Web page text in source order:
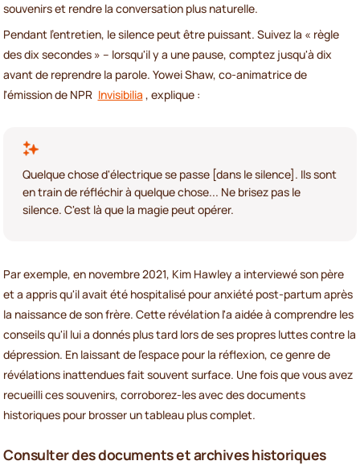
souvenirs et rendre la conversation plus naturelle.
Pendant l'entretien, le silence peut être puissant. Suivez la « règle
des dix secondes » – lorsqu'il y a une pause, comptez jusqu'à dix
avant de reprendre la parole. Yowei Shaw, co-animatrice de
l'émission de NPR Invisibilia , explique :
Quelque chose d'électrique se passe [dans le silence]. Ils sont
en train de réfléchir à quelque chose... Ne brisez pas le
silence. C'est là que la magie peut opérer.
Par exemple, en novembre 2021, Kim Hawley a interviewé son père
et a appris qu'il avait été hospitalisé pour anxiété post-partum après
la naissance de son frère. Cette révélation l'a aidée à comprendre les
conseils qu'il lui a donnés plus tard lors de ses propres luttes contre la
dépression. En laissant de l'espace pour la réflexion, ce genre de
révélations inattendues fait souvent surface. Une fois que vous avez
recueilli ces souvenirs, corroborez-les avec des documents
historiques pour brosser un tableau plus complet.
Consulter des documents et archives historiques